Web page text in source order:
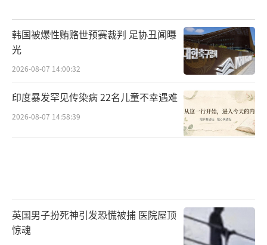
韩国被爆性贿赂世预赛裁判 足协丑闻曝
光
2026-08-07 14:00:32
印度暴发罕见传染病 22名儿童不幸遇难
2026-08-07 14:58:39
英国男子扮死神引发恐慌被捕 医院屋顶
惊魂